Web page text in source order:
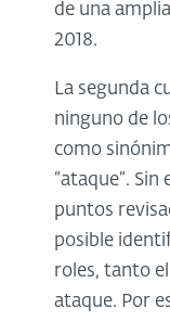
de una
2018.
La segunda
ninguno de
como
“ataque”.
puntos
posible
roles, tanto
ataque. Por